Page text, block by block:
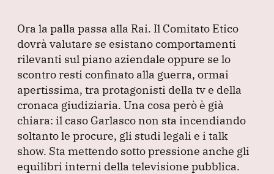
Ora la palla passa alla Rai. Il Comitato Etico
dovrà valutare se esistano comportamenti
rilevanti sul piano aziendale oppure se lo
scontro resti confinato alla guerra, ormai
apertissima, tra protagonisti della tv e della
cronaca giudiziaria. Una cosa però è già
chiara: il caso Garlasco non sta incendiando
soltanto le procure, gli studi legali e i talk
show. Sta mettendo sotto pressione anche gli
equilibri interni della televisione pubblica.